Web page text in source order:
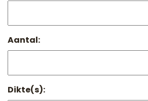
Aantal:
Dikte(s):